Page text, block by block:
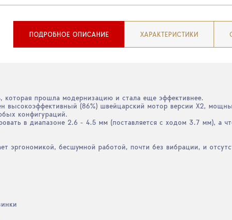
ПОДРОБНОЕ ОПИСАНИЕ ХАРАКТЕРИСТИКИ
которая прошла модернизацию и стала еще эффективнее.
высокоэффективный (86%) швейцарский мотор версии X2,
конфигураций.
в диапазоне 2.6 - 4.5 мм (поставляется с ходом 3.7 мм), а
эргономикой, бесшумной работой, почти без вибрации, и